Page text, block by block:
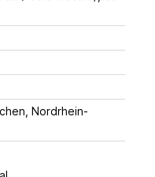
Nordrhein-